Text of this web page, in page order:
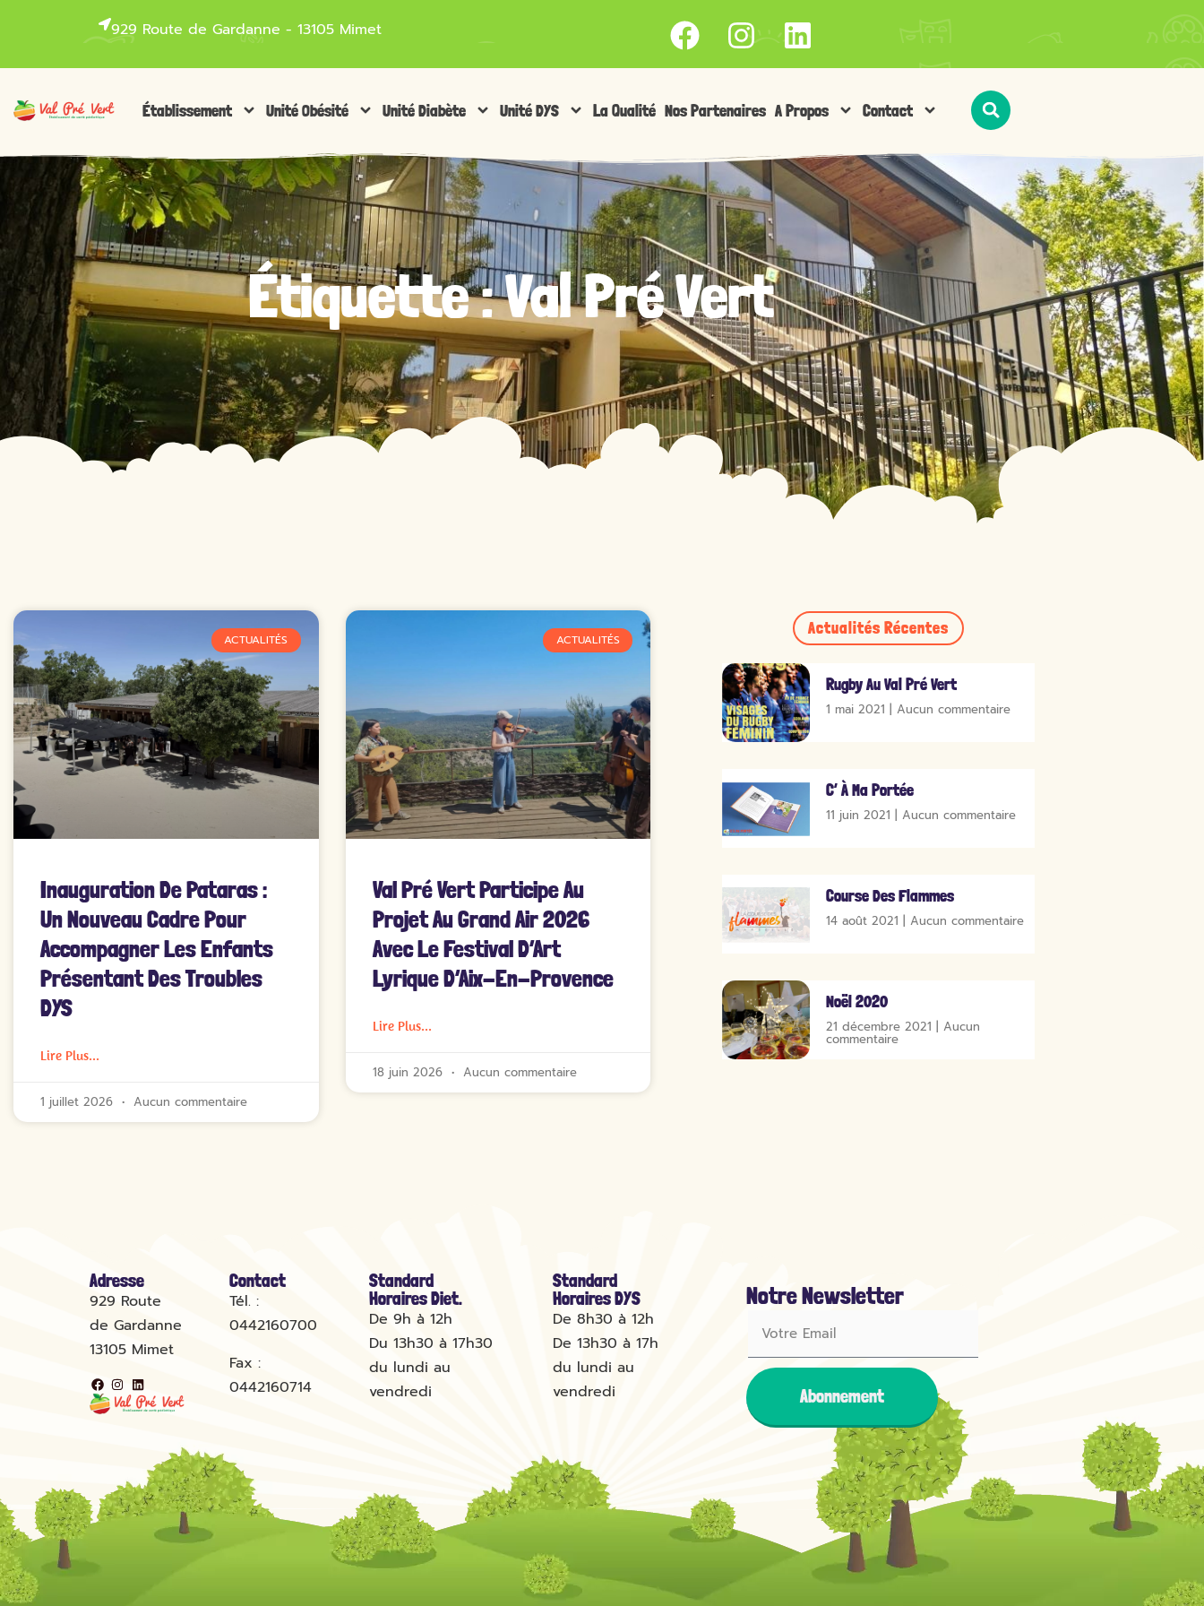
929 Route de Gardanne - 13105 Mimet
Établissement Unité Obésité Unité Diabète Unité DYS La Qualité Nos Partenaires A Propos Contact
Étiquette : Val Pré Vert
ACTUALITÉS
Inauguration De Pataras :
Un Nouveau Cadre Pour
Accompagner Les Enfants
Présentant Des Troubles
DYS
Lire Plus...
1 juillet 2026 Aucun commentaire
ACTUALITÉS
Val Pré Vert Participe Au
Projet Au Grand Air 2026
Avec Le Festival D’Art
Lyrique D’Aix-En-Provence
Lire Plus...
18 juin 2026 Aucun commentaire
Actualités Récentes
Rugby Au Val Pré Vert
1 mai 2021 Aucun commentaire
C’ À Ma Portée
11 juin 2021 Aucun commentaire
Course Des Flammes
14 août 2021 Aucun commentaire
Noël 2020
21 décembre 2021 Aucun
commentaire
Adresse
929 Route
de Gardanne
13105 Mimet
Contact
Tél. :
0442160700
Fax :
0442160714
Standard
Horaires Diet.
De 9h à 12h
Du 13h30 à 17h30
du lundi au
vendredi
Standard
Horaires DYS
De 8h30 à 12h
De 13h30 à 17h
du lundi au
vendredi
Notre Newsletter
Abonnement